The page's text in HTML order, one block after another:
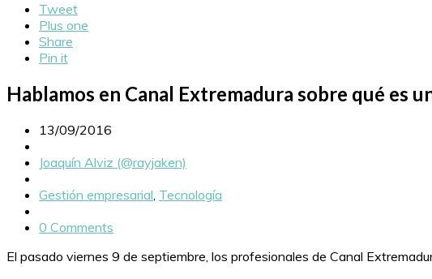
Tweet
Plus one
Share
Pin it
Hablamos en Canal Extremadura sobre qué es
13/09/2016
Joaquín Alviz (@rayjaken)
Gestión empresarial Tecnología
0 Comments
El pasado viernes 9 de septiembre, los profesionales de Canal